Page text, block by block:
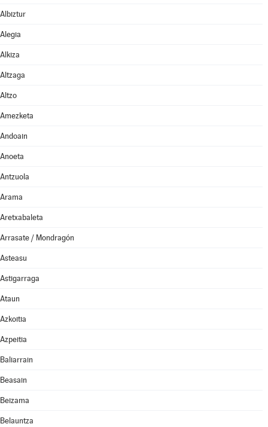
Albiztur
Alegia
Alkiza
Altzaga
Altzo
Amezketa
Andoain
Anoeta
Antzuola
Arama
Aretxabaleta
Arrasate / Mondragón
Asteasu
Astigarraga
Ataun
Azkoitia
Azpeitia
Baliarrain
Beasain
Beizama
Belauntza